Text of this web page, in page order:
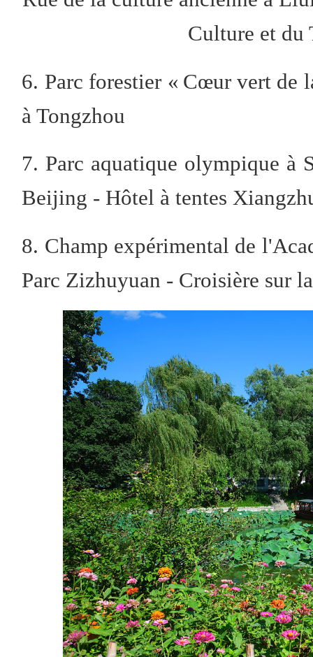
Culture et du
6. Parc forestier « Cœur vert de
à Tongzhou
7. Parc aquatique olympique à
Beijing - Hôtel à tentes
8. Champ expérimental de
Parc Zizhuyuan - Croisière sur